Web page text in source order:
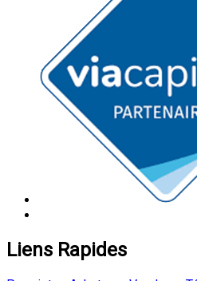
Liens Rapides